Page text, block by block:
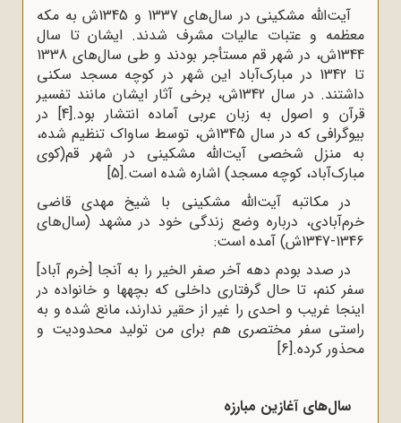
آیت‌الله مشکینی در سال‌های 1337 و 1345ش به مکه
معظمه و عتبات عالیات مشرف شدند. ایشان تا سال
1344ش، در شهر قم مستأجر بودند و طی سال‌های 1338
تا 1342 در مبارک‌آباد این شهر در کوچه مسجد سکنی
داشتند. در سال 1342ش، برخی آثار ایشان مانند تفسیر
قرآن و اصول به زبان عربی آماده انتشار بود.[4] در
بیوگرافی که در سال 1345ش، توسط ساواک تنظیم شده،
به منزل شخصی آیت‌الله مشکینی در شهر قم(کوی
مبارک‌آباد، کوچه مسجد) اشاره شده است.[5]
در مکاتبه آیت‌الله مشکینی با شیخ مهدی قاضی
خرم‌آبادی، درباره وضع زندگی خود در مشهد (سال‌های
1346-1347ش) آمده است:
در صدد بودم دهه آخر صفر الخیر را به آنجا [خرم آباد]
سفر کنم، تا حال گرفتاری داخلی که بچه‍ها و خانواده در
اینجا غریب و احدی را غیر از حقیر ندارند، مانع شده و به
راستی سفر مختصری هم برای من تولید محدودیت و
محذور کرده.[6]
سال‌های آغازین مبارزه